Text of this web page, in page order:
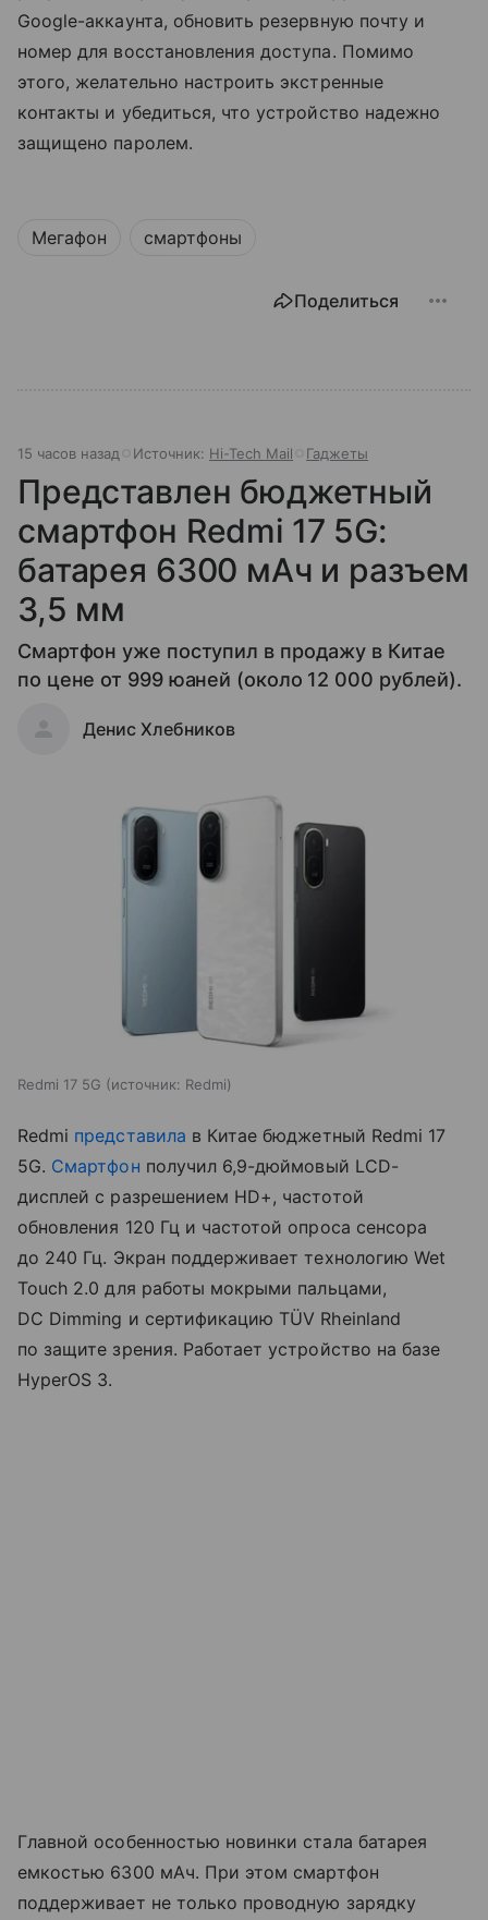
Google-аккаунта, обновить резервную почту и
номер для восстановления доступа. Помимо
этого, желательно настроить экстренные
контакты и убедиться, что устройство надежно
защищено паролем.
Мегафон смартфоны
Поделиться
15 часов назад Источник: Hi-Tech Mail Гаджеты
Представлен бюджетный
смартфон Redmi 17 5G:
батарея 6300 мАч и разъем
3,5 мм
Смартфон уже поступил в продажу в Китае
по цене от 999 юаней (около 12 000 рублей).
Денис Хлебников
Redmi 17 5G источник: Redmi
Redmi представила в Китае бюджетный Redmi 17
5G. Смартфон получил 6,9-дюймовый LCD-
дисплей с разрешением HD+, частотой
обновления 120 Гц и частотой опроса сенсора
до 240 Гц. Экран поддерживает технологию Wet
Touch 2.0 для работы мокрыми пальцами,
DC Dimming и сертификацию TÜV Rheinland
по защите зрения. Работает устройство на базе
HyperOS 3.
Главной особенностью новинки стала батарея
емкостью 6300 мАч. При этом смартфон
поддерживает не только проводную зарядку